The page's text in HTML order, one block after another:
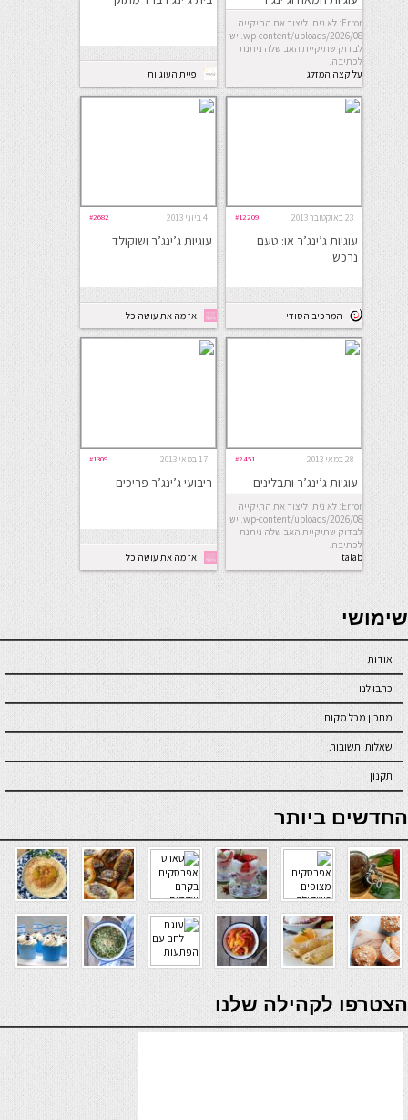
Error: לא ניתן ליצור את התיקייה
wp-content/uploads/2026/08. יש
לבדוק שתיקיית האב שלה ניתנת
לכתיבה.
על קצה המזלג
פיית העוגיות
23 באוקטובר 2013 #12209
עוגיות ג’ינג’ר או: טעם
נרכש
המרכיב הסודי
4 ביוני 2013 #2682
עוגיות ג’ינג’ר ושוקולד
אז מה את עושה כל
היום
28 במאי 2013 #2451
עוגיות ג’ינג’ר ותבלינים
Error: לא ניתן ליצור את התיקייה
wp-content/uploads/2026/08. יש
לבדוק שתיקיית האב שלה ניתנת
לכתיבה.
talab
17 במאי 2013 #1309
ריבועי ג’ינג’ר פריכים
אז מה את עושה כל
היום
seriöse online casinos österreich
שימושי
אודות
כתבו לנו
מתכון מכל מקום
שאלות ותשובות
תקנון
online casino
החדשים ביותר
verde casino
הצטרפו לקהילה שלנו